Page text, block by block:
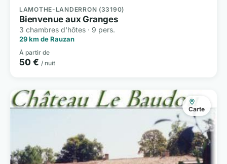
LAMOTHE-LANDERRON (33190)
Bienvenue aux Granges
3 chambres d'hôtes · 9 pers.
29 km de Rauzan
À partir de
50 € / nuit
Carte